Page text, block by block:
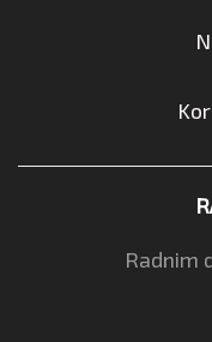
Radnim